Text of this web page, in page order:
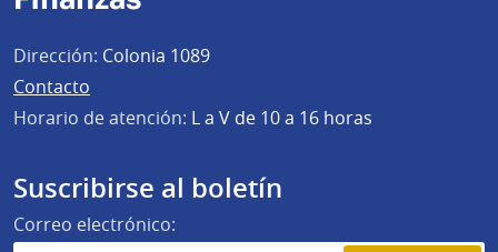
Dirección: Colonia 1089
Contacto
Horario de atención: L a V de 10 a 16 horas
Suscribirse al boletín
Correo electrónico: